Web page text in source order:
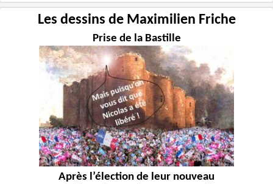
Les dessins de Maximilien Friche
Prise de la Bastille
Après l’élection de leur nouveau